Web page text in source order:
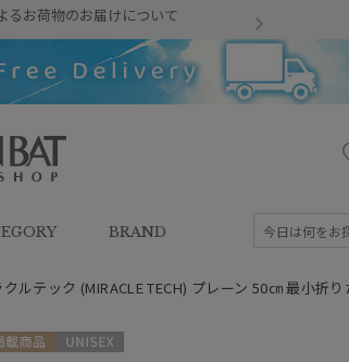
るお荷物のお届けについて
インシ
BRAND
ルテック (MIRACLE TECH) プレーン 50㎝ 最小折